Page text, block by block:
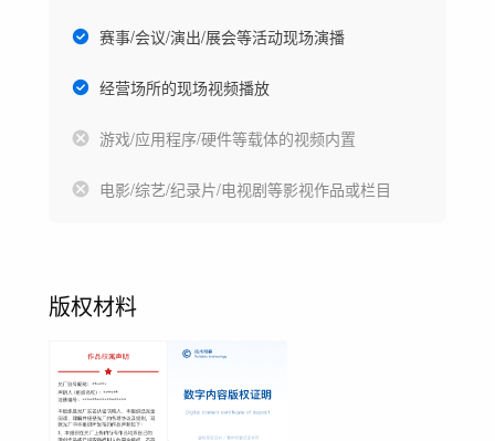
赛事/会议/演出/展会等活动现场演播
经营场所的现场视频播放
游戏/应用程序/硬件等载体的视频内置
电影/综艺/纪录片/电视剧等影视作品或栏目
版权材料